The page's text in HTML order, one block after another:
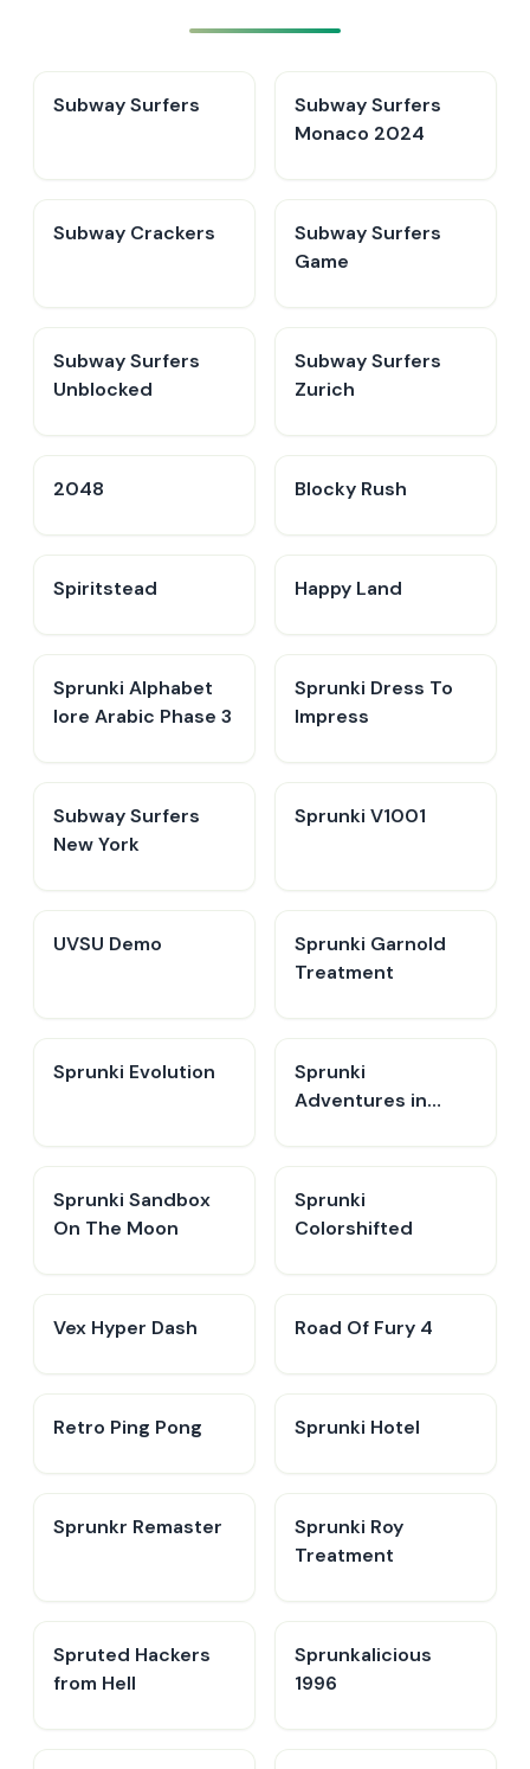
Subway Surfers
Subway Surfers
Monaco 2024
Subway Crackers
Subway Surfers
Game
Subway Surfers
Unblocked
Subway Surfers
Zurich
2048 Blocky Rush
Spiritstead Happy Land
Sprunki Alphabet
lore Arabic Phase 3
Sprunki Dress To
Impress
Subway Surfers
New York
Sprunki V1001
UVSU Demo
Sprunki Garnold
Treatment
Sprunki Evolution
Sprunki
Adventures in
Sprunki Sandbox
On The Moon
Sprunki
Colorshifted
Vex Hyper Dash Road Of Fury 4
Retro Ping Pong Sprunki Hotel
Sprunkr Remaster
Sprunki Roy
Treatment
Spruted Hackers
from Hell
Sprunkalicious
1996